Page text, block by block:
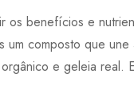
os benefícios e
um composto que une
e geleia real.